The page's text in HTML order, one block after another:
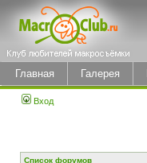
Главная Галерея
Вход
Список форумов